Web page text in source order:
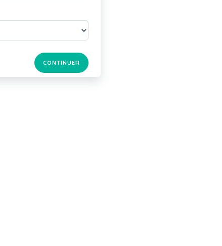
CONTINUER